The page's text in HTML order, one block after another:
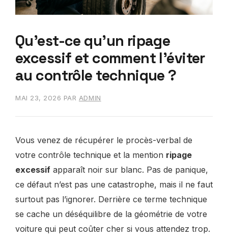
Qu’est-ce qu’un ripage
excessif et comment l’éviter
au contrôle technique ?
MAI 23, 2026 PAR ADMIN
Vous venez de récupérer le procès-verbal de
votre contrôle technique et la mention ripage
excessif apparaît noir sur blanc. Pas de panique,
ce défaut n’est pas une catastrophe, mais il ne faut
surtout pas l’ignorer. Derrière ce terme technique
se cache un déséquilibre de la géométrie de votre
voiture qui peut coûter cher si vous attendez trop.